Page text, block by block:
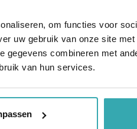
om functies voor
uw gebruik van onze site
combineren met
van hun services.